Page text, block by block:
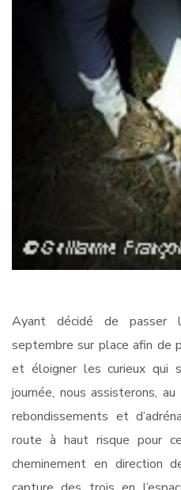
Ayant décidé de passer
septembre sur place afin de
et éloigner les curieux qui
journée, nous assisterons,
rebondissements et
route à haut risque pour
cheminement en direction